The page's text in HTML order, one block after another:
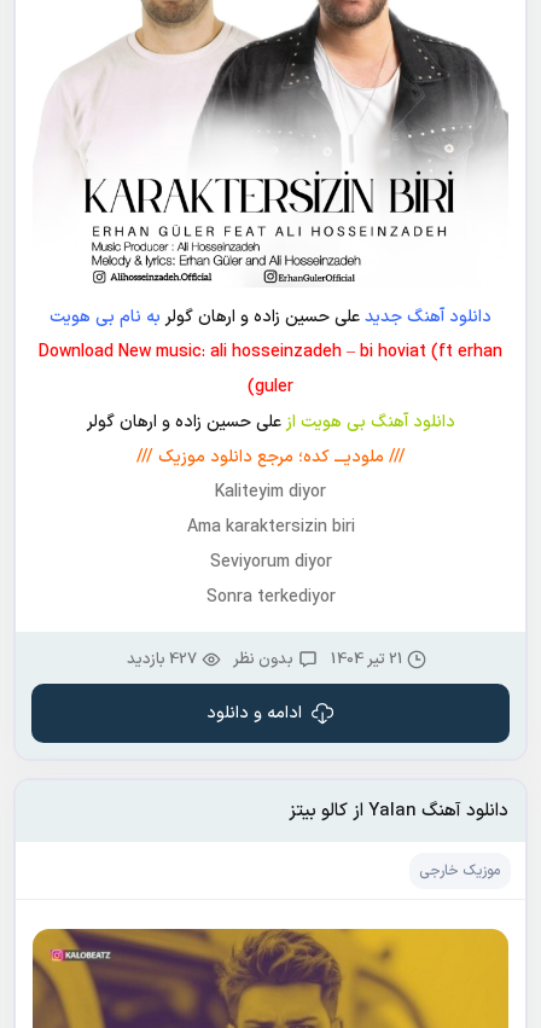
دانلود آهنگ جدیدعلی حسین زاده و ارهان گولر به نام بی هویت
Download New music: ali hosseinzadeh – bi hoviat (ft erhan
guler)
دانلود آهنگ بی هویت ازعلی حسین زاده و ارهان گولر
/// ملودیـــ کده؛ مرجع دانلود موزیک ///
Kaliteyim diyor
Ama karaktersizin biri
Seviyorum diyor
Sonra terkediyor
21 تیر 1404 بدون نظر 427 بازدید
ادامه و دانلود
دانلود آهنگ Yalan از کالو بیتز
موزیک خارجی